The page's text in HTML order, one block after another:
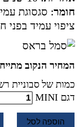
חומר: סגסוגת
ציפוי עמיד בפני
המחיר הנקוב
דגם MINI
הוספה לסל